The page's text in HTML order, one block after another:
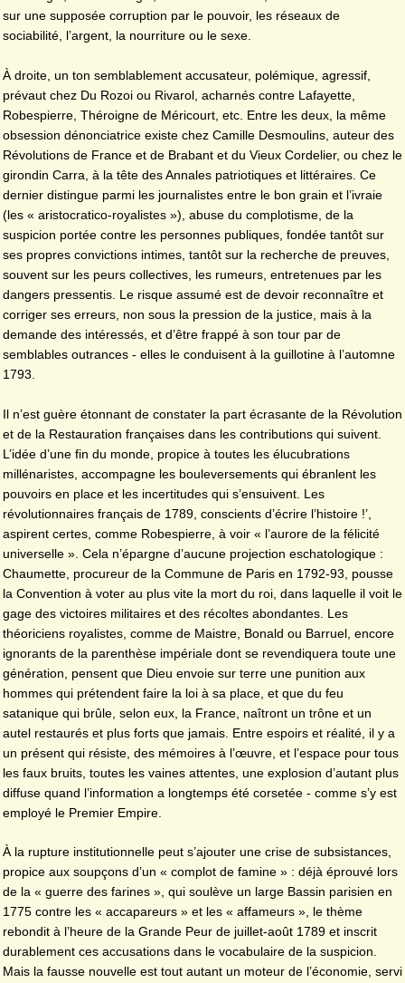
sur une supposée corruption par le pouvoir, les réseaux de
sociabilité, l’argent, la nourriture ou le sexe.
À droite, un ton semblablement accusateur, polémique, agressif,
prévaut chez Du Rozoi ou Rivarol, acharnés contre Lafayette,
Robespierre, Théroigne de Méricourt, etc. Entre les deux, la même
obsession dénonciatrice existe chez Camille Desmoulins, auteur des
Révolutions de France et de Brabant et du Vieux Cordelier, ou chez le
girondin Carra, à la tête des Annales patriotiques et littéraires. Ce
dernier distingue parmi les journalistes entre le bon grain et l’ivraie
(les « aristocratico-royalistes »), abuse du complotisme, de la
suspicion portée contre les personnes publiques, fondée tantôt sur
ses propres convictions intimes, tantôt sur la recherche de preuves,
souvent sur les peurs collectives, les rumeurs, entretenues par les
dangers pressentis. Le risque assumé est de devoir reconnaître et
corriger ses erreurs, non sous la pression de la justice, mais à la
demande des intéressés, et d’être frappé à son tour par de
semblables outrances - elles le conduisent à la guillotine à l’automne
1793.
Il n’est guère étonnant de constater la part écrasante de la Révolution
et de la Restauration françaises dans les contributions qui suivent.
L’idée d’une fin du monde, propice à toutes les élucubrations
millénaristes, accompagne les bouleversements qui ébranlent les
pouvoirs en place et les incertitudes qui s’ensuivent. Les
révolutionnaires français de 1789, conscients d’écrire l’histoire !’,
aspirent certes, comme Robespierre, à voir « l’aurore de la félicité
universelle ». Cela n’épargne d’aucune projection eschatologique :
Chaumette, procureur de la Commune de Paris en 1792-93, pousse
la Convention à voter au plus vite la mort du roi, dans laquelle il voit le
gage des victoires militaires et des récoltes abondantes. Les
théoriciens royalistes, comme de Maistre, Bonald ou Barruel, encore
ignorants de la parenthèse impériale dont se revendiquera toute une
génération, pensent que Dieu envoie sur terre une punition aux
hommes qui prétendent faire la loi à sa place, et que du feu
satanique qui brûle, selon eux, la France, naîtront un trône et un
autel restaurés et plus forts que jamais. Entre espoirs et réalité, il y a
un présent qui résiste, des mémoires à l’œuvre, et l’espace pour tous
les faux bruits, toutes les vaines attentes, une explosion d’autant plus
diffuse quand l’information a longtemps été corsetée - comme s’y est
employé le Premier Empire.
À la rupture institutionnelle peut s’ajouter une crise de subsistances,
propice aux soupçons d’un « complot de famine » : déjà éprouvé lors
de la « guerre des farines », qui soulève un large Bassin parisien en
1775 contre les « accapareurs » et les « affameurs », le thème
rebondit à l’heure de la Grande Peur de juillet-août 1789 et inscrit
durablement ces accusations dans le vocabulaire de la suspicion.
Mais la fausse nouvelle est tout autant un moteur de l’économie, servi